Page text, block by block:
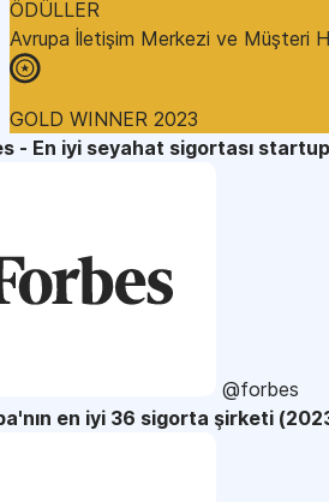
ÖDÜLLER
Avrupa İletişim Merkezi ve Müşteri
GOLD WINNER 2023
- En iyi seyahat sigortası
@forbes
en iyi 36 sigorta şirketi